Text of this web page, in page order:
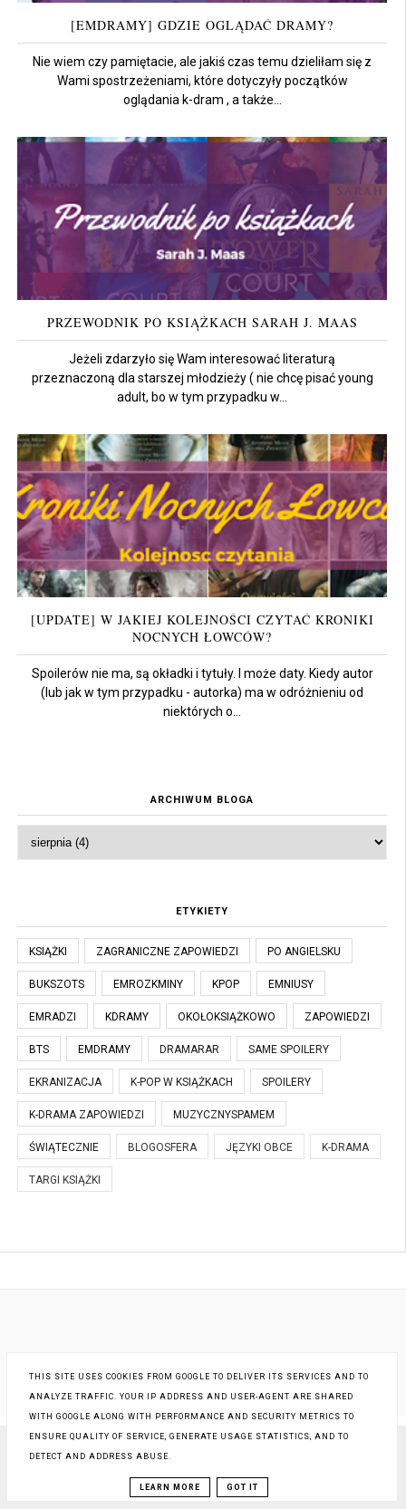
[EMDRAMY] GDZIE OGLĄDAĆ DRAMY?
Nie wiem czy pamiętacie, ale jakiś czas temu dzieliłam się z
Wami spostrzeżeniami, które dotyczyły początków
oglądania k-dram , a także...
PRZEWODNIK PO KSIĄŻKACH SARAH J. MAAS
Jeżeli zdarzyło się Wam interesować literaturą
przeznaczoną dla starszej młodzieży ( nie chcę pisać young
adult, bo w tym przypadku w...
[UPDATE] W JAKIEJ KOLEJNOŚCI CZYTAĆ KRONIKI
NOCNYCH ŁOWCÓW?
Spoilerów nie ma, są okładki i tytuły. I może daty. Kiedy autor
(lub jak w tym przypadku - autorka) ma w odróżnieniu od
niektórych o...
ARCHIWUM BLOGA
ETYKIETY
KSIĄŻKI ZAGRANICZNE ZAPOWIEDZI PO ANGIELSKU
BUKSZOTS EMROZKMINY KPOP EMNIUSY
EMRADZI KDRAMY OKOŁOKSIĄŻKOWO ZAPOWIEDZI
BTS EMDRAMY DRAMARAR SAME SPOILERY
EKRANIZACJA K-POP W KSIĄŻKACH SPOILERY
K-DRAMA ZAPOWIEDZI MUZYCZNYSPAMEM
ŚWIĄTECZNIE BLOGOSFERA JĘZYKI OBCE K-DRAMA
TARGI KSIĄŻKI
COPYRIGHT ©
BLOG DESIGN:KAROGRAFIA.PL
THIS SITE USES COOKIES FROM GOOGLE TO DELIVER ITS SERVICES AND TO
ANALYZE TRAFFIC. YOUR IP ADDRESS AND USER-AGENT ARE SHARED
WITH GOOGLE ALONG WITH PERFORMANCE AND SECURITY METRICS TO
ENSURE QUALITY OF SERVICE, GENERATE USAGE STATISTICS, AND TO
DETECT AND ADDRESS ABUSE.
LEARN MORE GOT IT